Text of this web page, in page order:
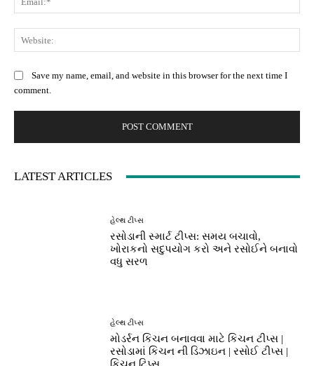
Save my name, email, and website in this browser for the next time I
comment.
LATEST ARTICLES
હેલ્થ ટીપ્સ
રસોડાની સ્માર્ટ ટીપ્સ: સમય બચાવો,
ખોરાકનો સદુપયોગ કરો અને રસોઈને બનાવો
વધુ સરળ
હેલ્થ ટીપ્સ
મોડર્રન કિચન બનાવવા માટે કિચન ટીપ્સ |
રસોડામાં કિચન ની ડિઝાઇન | રસોઈ ટીપ્સ |